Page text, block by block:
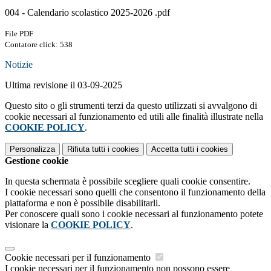
004 - Calendario scolastico 2025-2026 .pdf
File PDF
Contatore click: 538
Notizie
Ultima revisione il 03-09-2025
Questo sito o gli strumenti terzi da questo utilizzati si avvalgono di
cookie necessari al funzionamento ed utili alle finalità illustrate nella
COOKIE POLICY.
Personalizza Rifiuta tutti i cookies Accetta tutti i cookies
Gestione cookie
In questa schermata è possibile scegliere quali cookie consentire.
I cookie necessari sono quelli che consentono il funzionamento della
piattaforma e non è possibile disabilitarli.
Per conoscere quali sono i cookie necessari al funzionamento potete
visionare la COOKIE POLICY.
Cookie necessari per il funzionamento
I cookie necessari per il funzionamento non possono essere